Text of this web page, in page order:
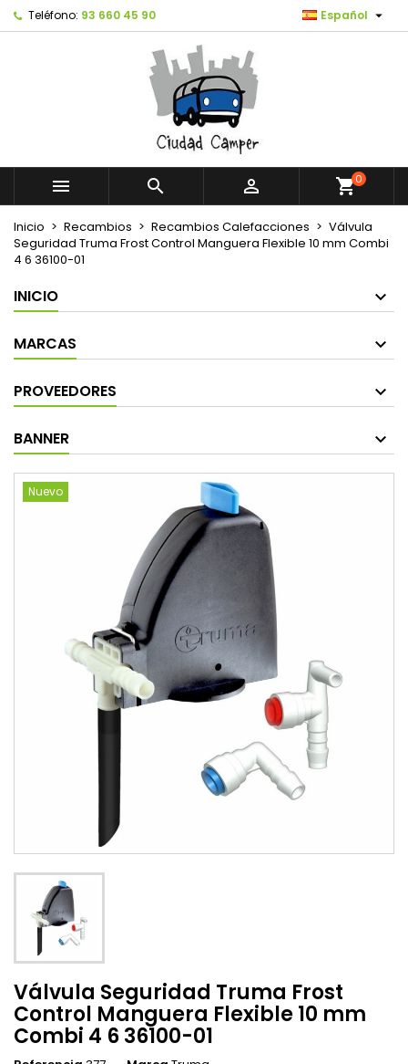
Teléfono: 93 660 45 90 Español 
   shopping_cart0
Inicio Recambios Recambios Calefacciones
Válvula
Seguridad Truma Frost Control Manguera Flexible 10 mm Combi
4 6 36100-01
INICIO
MARCAS
PROVEEDORES
BANNER
Nuevo
Válvula Seguridad Truma Frost
Control Manguera Flexible 10 mm
Combi 4 6 36100-01